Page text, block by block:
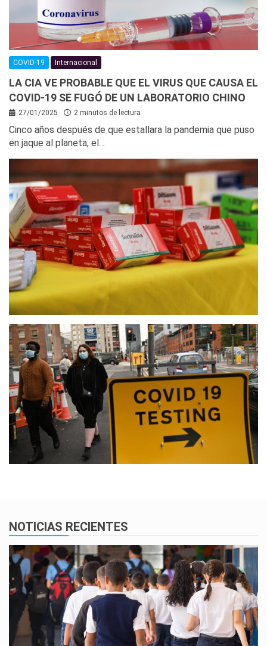
COVID-19 Internacional
LA CIA VE PROBABLE QUE EL VIRUS QUE CAUSA EL
COVID-19 SE FUGÓ DE UN LABORATORIO CHINO
27/01/2025 2 minutos de lectura
Cinco años después de que estallara la pandemia que puso
en jaque al planeta, el…
NOTICIAS RECIENTES